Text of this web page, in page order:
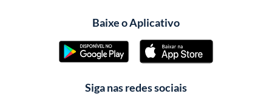
Baixe o Aplicativo
Siga nas redes sociais